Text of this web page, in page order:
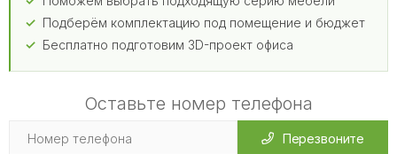
Подберём комплектацию под помещение и бюджет
Бесплатно подготовим 3D-проект офиса
Оставьте номер телефона
Перезвоните